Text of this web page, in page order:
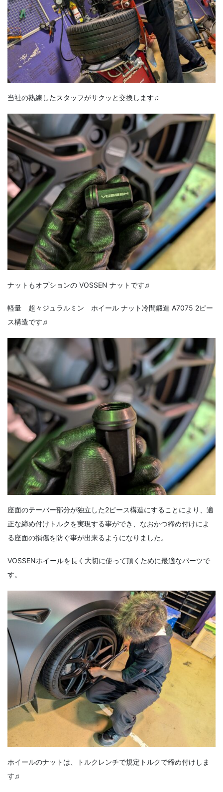
当社の熟練したスタッフがサクッと交換します♫
ナットもオプションの VOSSEN ナットです♫
軽量 超々ジュラルミン ホイール ナット冷間鍛造 A7075 2ピー
ス構造です♫
座面のテーバー部分が独立した2ピース構造にすることにより、適
正な締め付けトルクを実現する事ができ、なおかつ締め付けによ
る座面の損傷を防ぐ事が出来るようになりました。
VOSSENホイールを長く大切に使って頂くために最適なパーツで
す。
ホイールのナットは、トルクレンチで規定トルクで締め付けしま
す♫